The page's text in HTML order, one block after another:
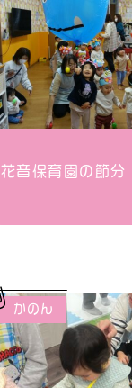
花音保育園の節分
かのん